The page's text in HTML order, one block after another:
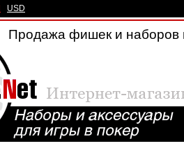
USD
Продажа фишек и наборов